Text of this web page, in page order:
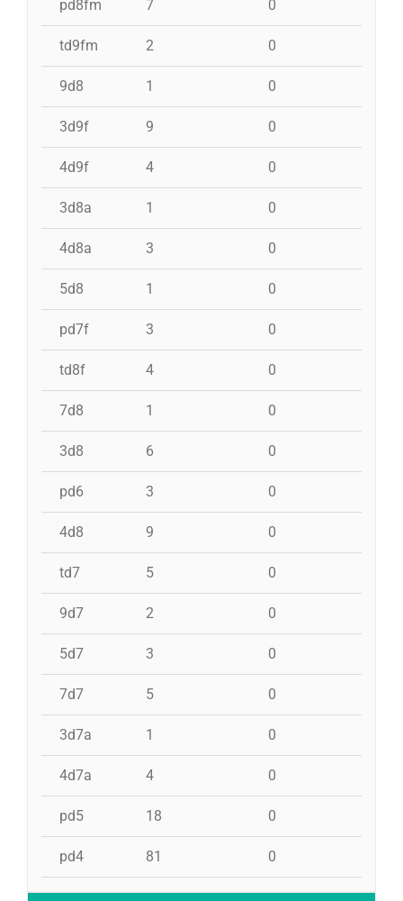
pd8fm 7 0
td9fm 2 0
9d8 1 0
3d9f 9 0
4d9f 4 0
3d8a 1 0
4d8a 3 0
5d8 1 0
pd7f 3 0
td8f 4 0
7d8 1 0
3d8 6 0
pd6 3 0
4d8 9 0
td7 5 0
9d7 2 0
5d7 3 0
7d7 5 0
3d7a 1 0
4d7a 4 0
pd5 18 0
pd4 81 0